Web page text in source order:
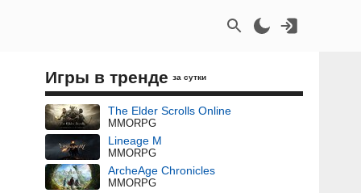
Игры в тренде за сутки
The Elder Scrolls Online
MMORPG
Lineage M
MMORPG
ArcheAge Chronicles
MMORPG